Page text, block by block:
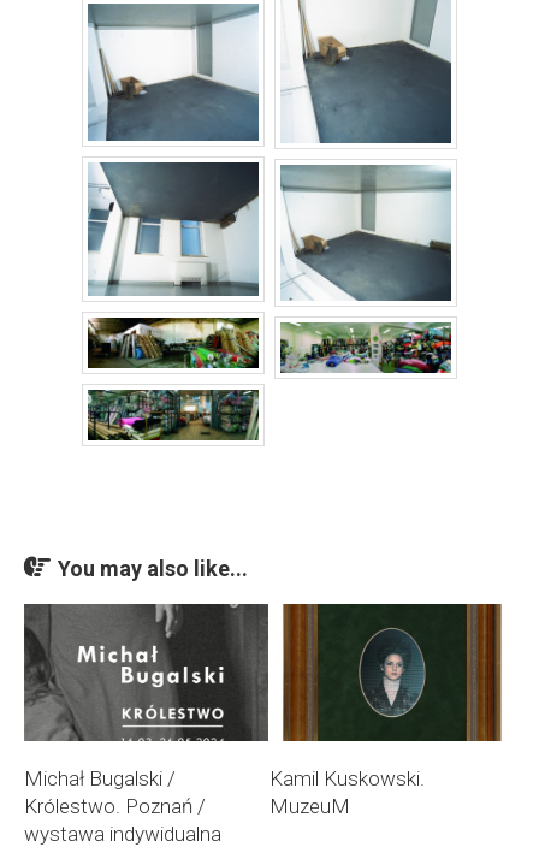
You may also like...
Michał Bugalski /
Królestwo. Poznań /
wystawa indywidualna
Kamil Kuskowski.
MuzeuM